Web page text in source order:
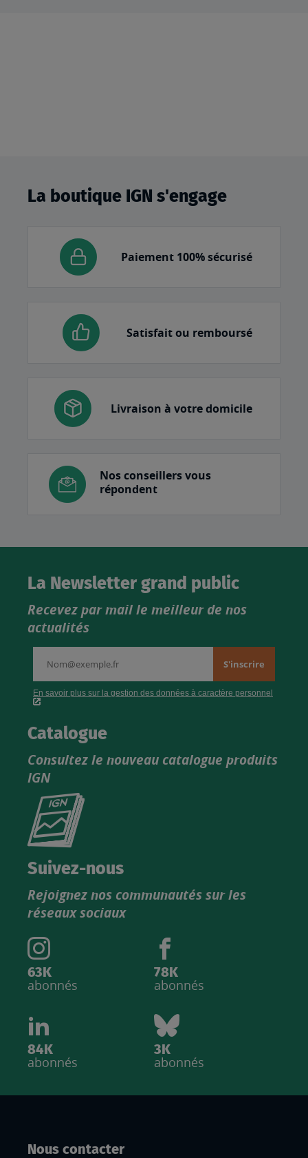
La boutique IGN s'engage
Paiement 100% sécurisé
Satisfait ou remboursé
Livraison à votre domicile
Nos conseillers vous
répondent
La Newsletter grand public
Recevez par mail le meilleur de nos
actualités
Catalogue
Consultez le nouveau catalogue produits
IGN
Consultez
catalogue
IGN
Suivez-nous
Rejoignez nos communautés sur les
réseaux sociaux
63K
abonnés
78K
abonnés
84K
abonnés
3K
abonnés
Nous contacter